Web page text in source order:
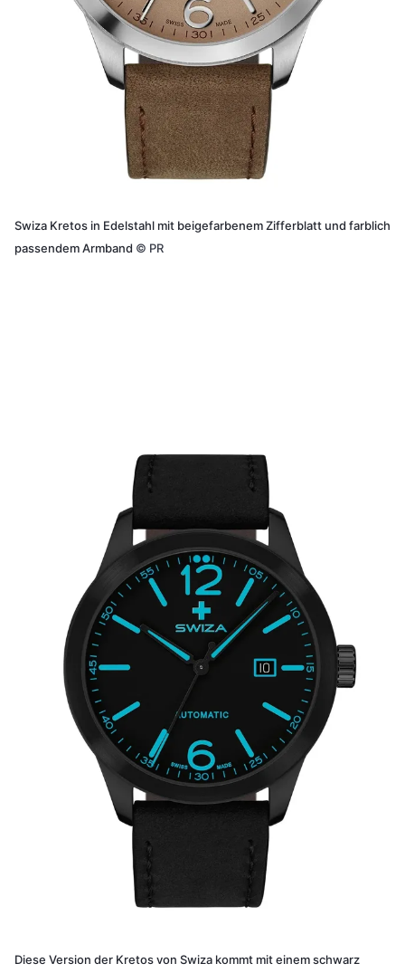
Swiza Kretos in Edelstahl mit beigefarbenem Zifferblatt und farblich
passendem Armband © PR
Diese Version der Kretos von Swiza kommt mit einem schwarz